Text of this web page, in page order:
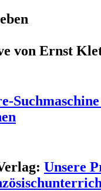
von Ernst
Unsere